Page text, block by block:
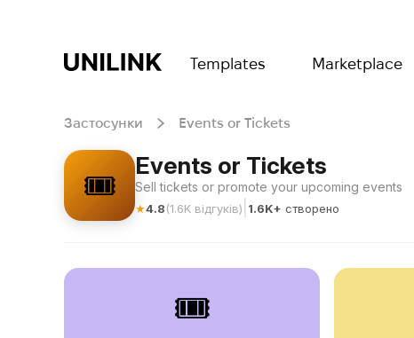
Templates Marketplace
Застосунки Events or Tickets
🎟️ Events or Tickets
Sell tickets or promote your upcoming events
★4.8(1.6K відгуків) 1.6K+ створено
🎟️